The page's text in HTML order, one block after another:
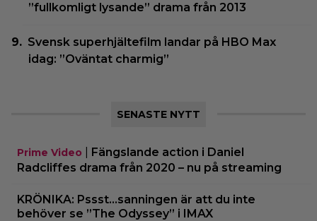
”fullkomligt lysande” drama från 2013
Svensk superhjältefilm landar på HBO Max
idag: ”Oväntat charmig”
SENASTE NYTT
Prime Video
Fängslande action i Daniel
Radcliffes drama från 2020 – nu på streaming
KRÖNIKA: Pssst…sanningen är att du inte
behöver se ”The Odyssey” i IMAX